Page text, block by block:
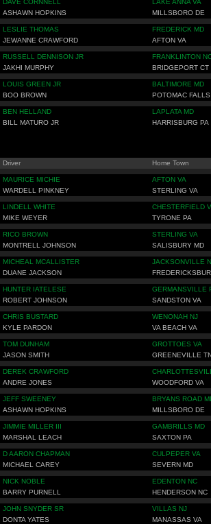
DAVE CORNNELL
LAKE ANNA VA
ASHAWN HOPKINS MILLSBORO DE
LESLIE THOMAS
FREDERICK MD
JEWANNE CRAWFORD AFTON VA
RUSSELL DENNISON JR
FRANKLINTON
JAKHI MURPHY BRIDGEPORT CT
LOUIS GREEN JR
BALTIMORE MD
BOO BROWN POTOMAC
BEN HELLAND
LAPLATA MD
BILL MATURO JR HARRISBURG PA
Driver Home Town
MAURICE MICHIE
AFTON VA
WARDELL PINKNEY STERLING VA
LINDELL WHITE
CHESTERFIELD
MIKE WEYER TYRONE PA
RICO BROWN
STERLING VA
MONTRELL JOHNSON SALISBURY MD
MICHEAL MCALLISTER
JACKSONVILLE
DUANE JACKSON
HUNTER IATELESE
GERMANSVILLE
ROBERT JOHNSON SANDSTON VA
CHRIS BUSTARD
WENONAH NJ
KYLE PARDON VA BEACH VA
TOM DUNHAM
GROTTOES VA
JASON SMITH GREENEVILLE
DEREK CRAWFORD
ANDRE JONES WOODFORD VA
JEFF SWEENEY
BRYANS ROAD
ASHAWN HOPKINS MILLSBORO DE
JIMMIE MILLER III
GAMBRILLS MD
MARSHAL LEACH SAXTON PA
D AARON CHAPMAN
CULPEPER VA
MICHAEL CAREY SEVERN MD
NICK NOBLE
EDENTON NC
BARRY PURNELL HENDERSON NC
JOHN SNYDER SR
VILLAS NJ
DONTA YATES MANASSAS VA